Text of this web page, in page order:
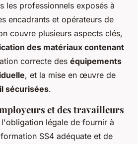
les professionnels exposés à
encadrants et opérateurs de
couvre plusieurs aspects clés,
des matériaux contenant
correcte des équipements
, et la mise en œuvre de
sécurisées.
et des travailleurs
légale de fournir à
SS4 adéquate et de